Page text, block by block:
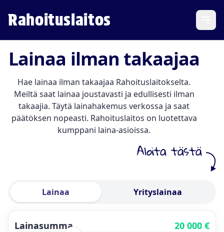
Rahoituslaitos
Lainaa ilman takaajaa
Hae lainaa ilman takaajaa Rahoituslaitokselta.
Meiltä saat lainaa joustavasti ja edullisesti ilman
takaajia. Täytä lainahakemus verkossa ja saat
päätöksen nopeasti. Rahoituslaitos on luotettava
kumppani laina-asioissa.
Aloita tästä
Lainaa Yrityslainaa
Lainasumma 20 000 €